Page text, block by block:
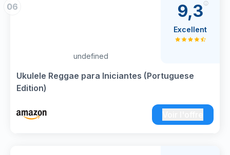
visuel saisissant et attire tous les regards !
Grâce à sa matière extensible, il convient à tous
et garantit un look parfait. Vous vous sentirez
pleinement de l'ambiance !
Lunettes de Soleil et Bijoux Rasta tendance :
Les lunettes rétro Rasta et les colliers et
sont légers, élégants et durables, ajoutant de la
couleur à tous vos looks ! Les lunettes et bijoux
06
undefined
Ukulele Reggae para Iniciantes (Portuguese
Edition)
9,3
Excellent